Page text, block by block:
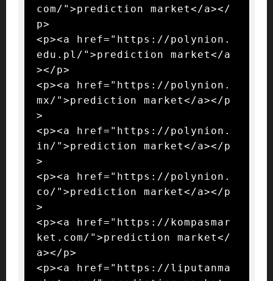
com/">prediction market</a></
p>
<p><a href="https://polynion.
edu.pl/">prediction market</a
></p>
<p><a href="https://polynion.
mx/">prediction market</a></p
>
<p><a href="https://polynion.
in/">prediction market</a></p
>
<p><a href="https://polynion.
co/">prediction market</a></p
>
<p><a href="https://kompasmar
ket.com/">prediction market</
a></p>
<p><a href="https://liputanma